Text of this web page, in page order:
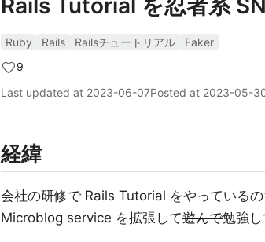
Rails Tutorial を忍者系
Ruby Rails Railsチュートリアル
Faker
9
Last updated at 2023-06-07Posted at 2023-05-
経緯
会社の研修で Rails Tutorial をやっている
Microblog service を拡張して遊んで勉強